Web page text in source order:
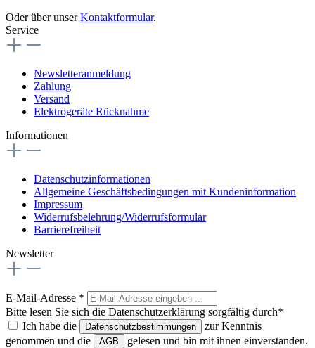
Oder über unserKontaktformular.
Service
Newsletteranmeldung
Zahlung
Versand
Elektrogeräte Rücknahme
Informationen
Datenschutzinformationen
Allgemeine Geschäftsbedingungen mit Kundeninformation
Impressum
Widerrufsbelehrung/Widerrufsformular
Barrierefreiheit
Newsletter
E-Mail-Adresse *
Bitte lesen Sie sich die Datenschutzerklärung sorgfältig durch*
Ich habe die
Datenschutzbestimmungen
zur Kenntnis
genommen und die
AGB
gelesen und bin mit ihnen einverstanden.